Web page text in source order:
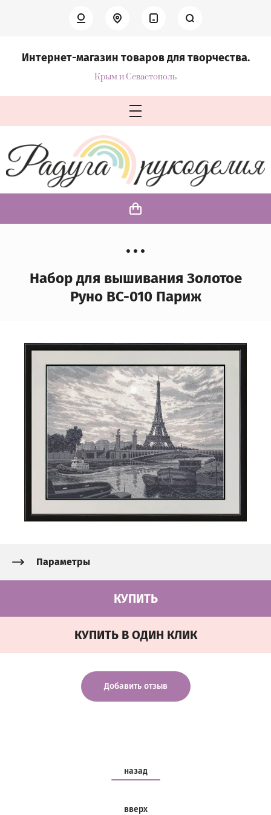
Интернет-магазин товаров для творчества.
Крым и Севастополь
Набор для вышивания Золотое
Руно ВС-010 Париж
Параметры
КУПИТЬ
КУПИТЬ В ОДИН КЛИК
Добавить отзыв
назад
вверх